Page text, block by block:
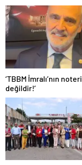
‘TBBM İmralı’nın noteri
değildir!’